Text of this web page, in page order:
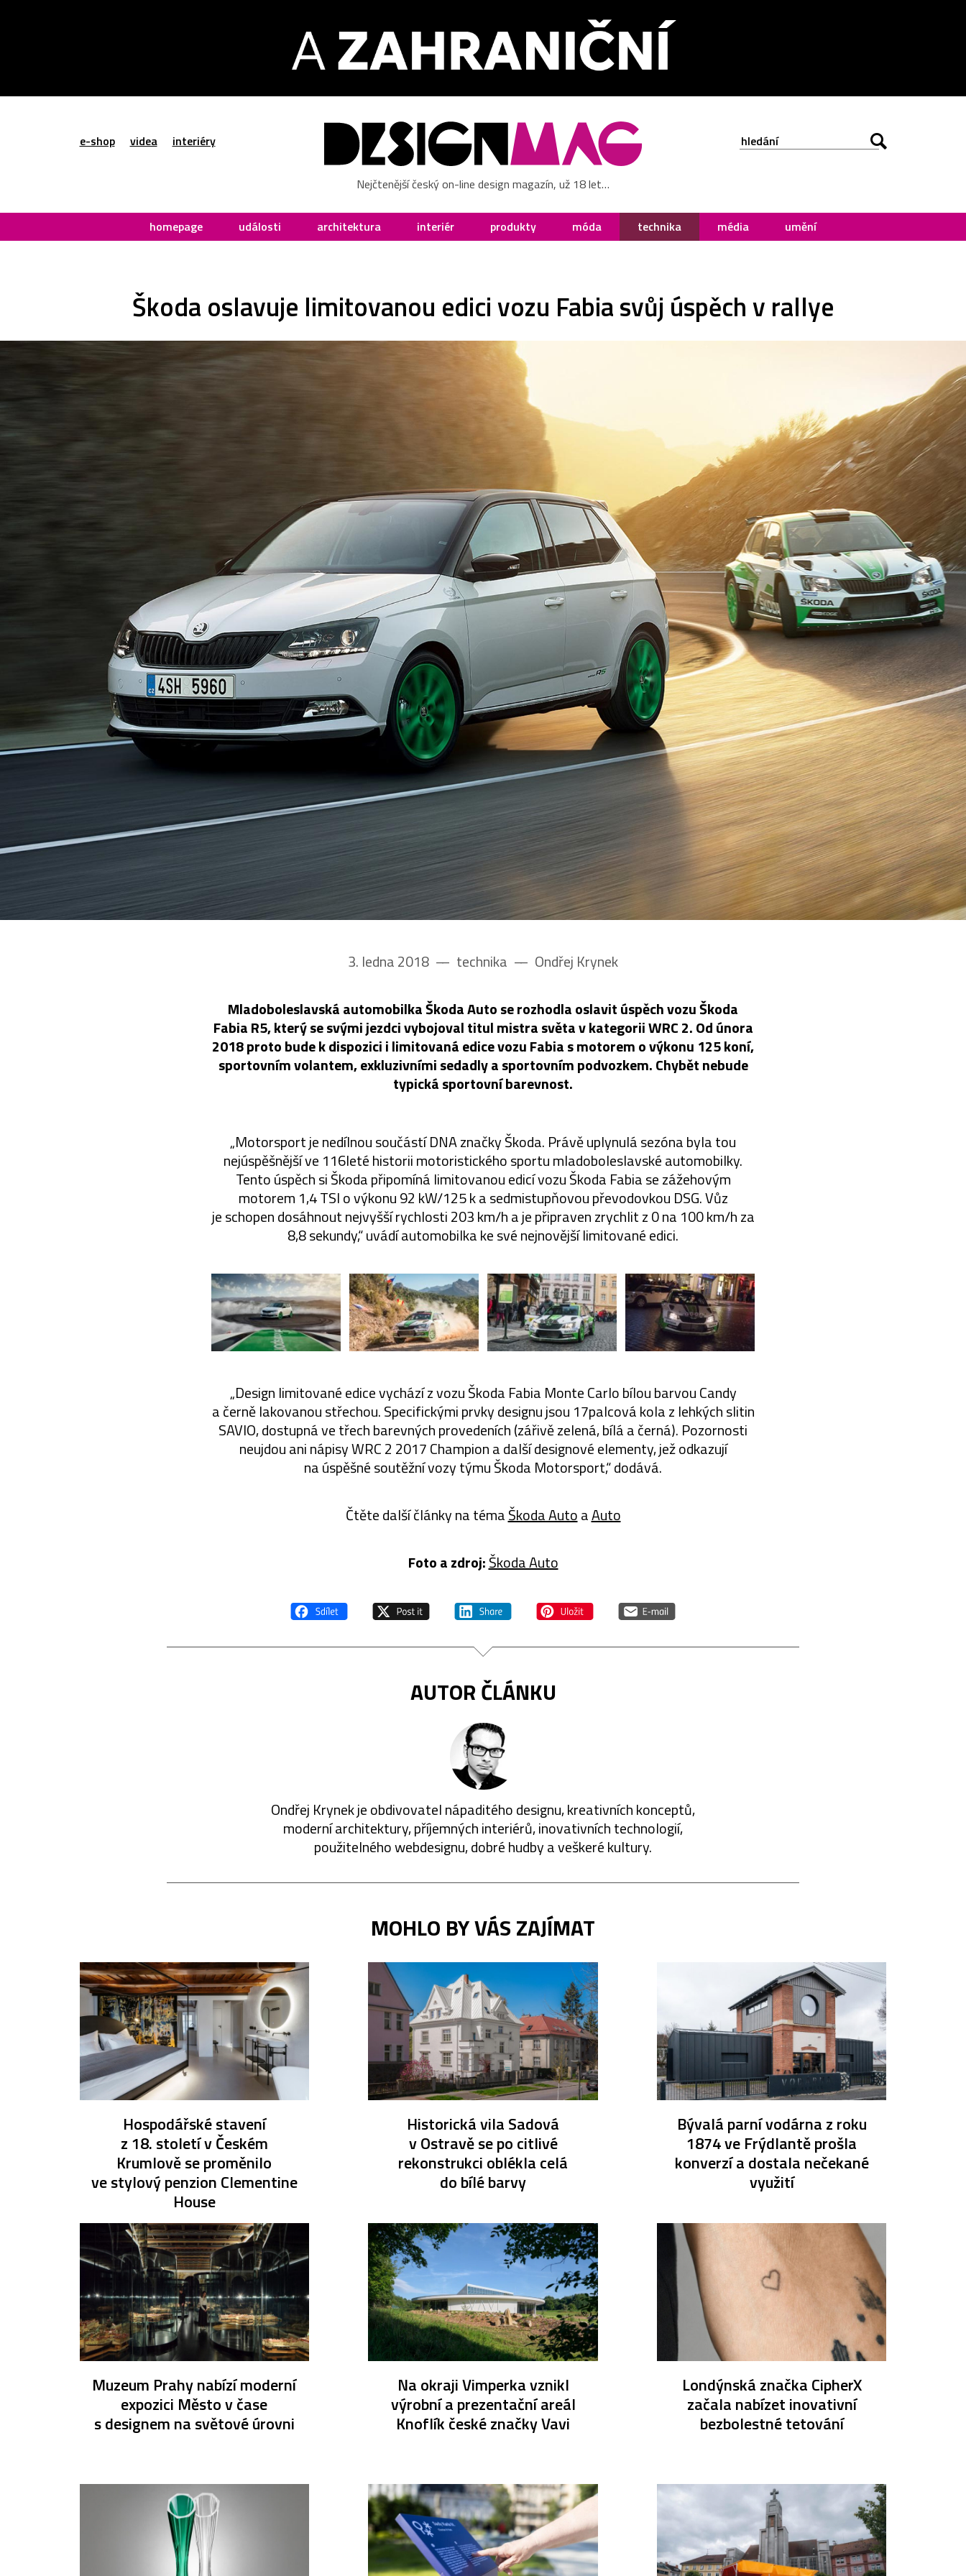
e-shop videa interiéry
Nejčtenější český on-line design magazín, už 18 let…
homepage události architektura interiér produkty móda technika média umění
Škoda oslavuje limitovanou edici vozu Fabia svůj úspěch v rallye
3. ledna 2018 –– technika –– Ondřej Krynek
Mladoboleslavská automobilka Škoda Auto se rozhodla oslavit úspěch vozu Škoda
Fabia R5, který se svými jezdci vybojoval titul mistra světa v kategorii WRC 2. Od února
2018 proto bude k dispozici i limitovaná edice vozu Fabia s motorem o výkonu 125 koní,
sportovním volantem, exkluzivními sedadly a sportovním podvozkem. Chybět nebude
typická sportovní barevnost.
„Motorsport je nedílnou součástí DNA značky Škoda. Právě uplynulá sezóna byla tou
nejúspěšnější ve 116leté historii motoristického sportu mladoboleslavské automobilky.
Tento úspěch si Škoda připomíná limitovanou edicí vozu Škoda Fabia se zážehovým
motorem 1,4 TSI o výkonu 92 kW/125 k a sedmistupňovou převodovkou DSG. Vůz
je schopen dosáhnout nejvyšší rychlosti 203 km/h a je připraven zrychlit z 0 na 100 km/h za
8,8 sekundy,“ uvádí automobilka ke své nejnovější limitované edici.
„Design limitované edice vychází z vozu Škoda Fabia Monte Carlo bílou barvou Candy
a černě lakovanou střechou. Specifickými prvky designu jsou 17palcová kola z lehkých slitin
SAVIO, dostupná ve třech barevných provedeních (zářivě zelená, bílá a černá). Pozornosti
neujdou ani nápisy WRC 2 2017 Champion a další designové elementy, jež odkazují
na úspěšné soutěžní vozy týmu Škoda Motorsport,“ dodává.
Čtěte další články na témaŠkoda AutoaAuto
Foto a zdroj:Škoda Auto
AUTOR ČLÁNKU
Ondřej Krynek je obdivovatel nápaditého designu, kreativních konceptů,
moderní architektury, příjemných interiérů, inovativních technologií,
použitelného webdesignu, dobré hudby a veškeré kultury.
MOHLO BY VÁS ZAJÍMAT
Hospodářské stavení
z 18. století v Českém
Krumlově se proměnilo
ve stylový penzion Clementine
House
Historická vila Sadová
v Ostravě se po citlivé
rekonstrukci oblékla celá
do bílé barvy
Bývalá parní vodárna z roku
1874 ve Frýdlantě prošla
konverzí a dostala nečekané
využití
Muzeum Prahy nabízí moderní
expozici Město v čase
s designem na světové úrovni
Na okraji Vimperka vznikl
výrobní a prezentační areál
Knoflík české značky Vavi
Londýnská značka CipherX
začala nabízet inovativní
bezbolestné tetování